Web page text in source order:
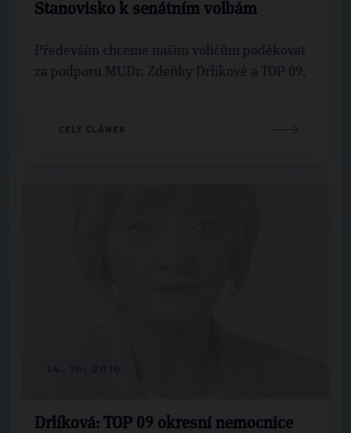
Stanovisko k senátním volbám
Především chceme našim voličům poděkovat
za podporu MUDr. Zdeňky Drlíkové a TOP 09.
CELÝ ČLÁNEK
Drlíková: TOP 09 okresní nemocnice